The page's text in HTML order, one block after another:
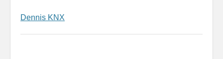
Dennis KNX